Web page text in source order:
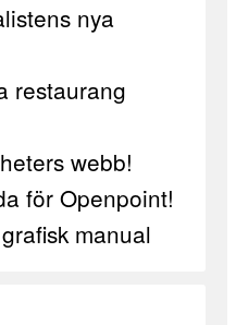
nya
restaurang
webb!
för Openpoint!
manual